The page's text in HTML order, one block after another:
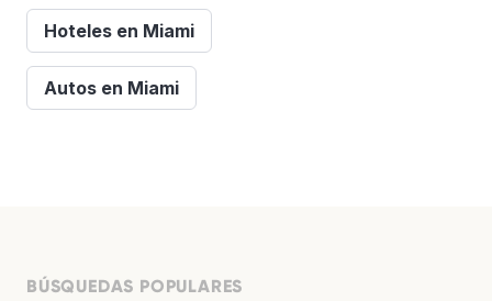
Hoteles en Miami
Autos en Miami
BÚSQUEDAS POPULARES